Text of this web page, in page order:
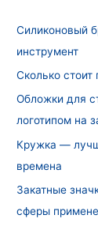
Силиконовый
инструмент
Сколько стоит
Обложки для
логотипом на
Кружка —
времена
Закатные
сферы